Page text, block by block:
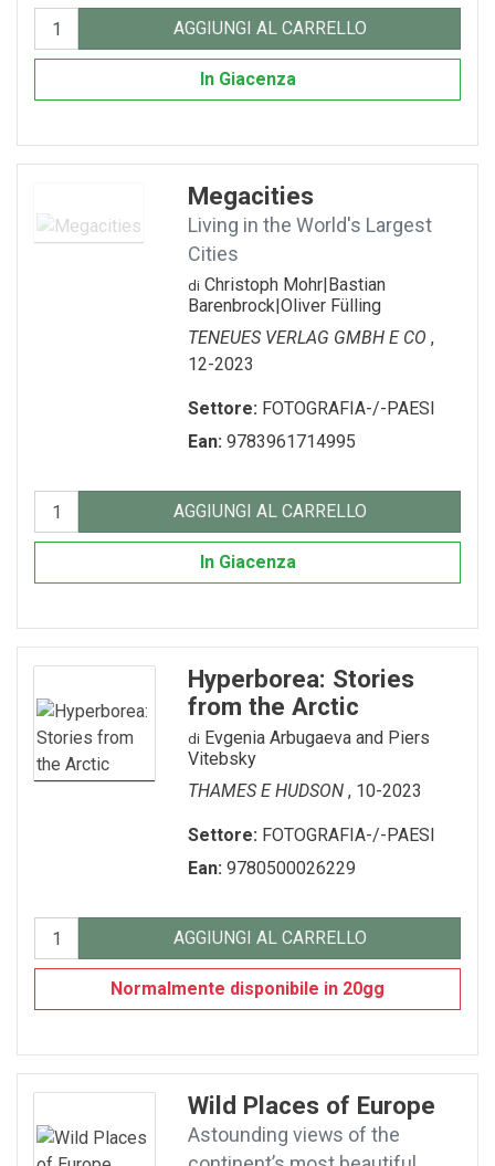
AGGIUNGI AL CARRELLO
In Giacenza
Megacities
Living in the World's Largest
Cities
di Christoph Mohr|Bastian
Barenbrock|Oliver Fülling
TENEUES VERLAG GMBH E CO ,
12-2023
Settore: FOTOGRAFIA-/-PAESI
Ean: 9783961714995
AGGIUNGI AL CARRELLO
In Giacenza
Hyperborea: Stories
from the Arctic
di Evgenia Arbugaeva and Piers
Vitebsky
THAMES E HUDSON , 10-2023
Settore: FOTOGRAFIA-/-PAESI
Ean: 9780500026229
AGGIUNGI AL CARRELLO
Normalmente disponibile in 20gg
Wild Places of Europe
Astounding views of the